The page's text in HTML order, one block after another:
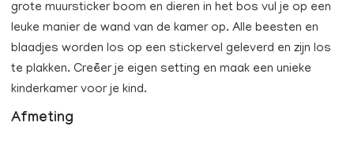
grote muursticker boom en dieren in het bos vul je op een
leuke manier de wand van de kamer op. Alle beesten en
blaadjes worden los op een stickervel geleverd en zijn los
te plakken. Creëer je eigen setting en maak een unieke
kinderkamer voor je kind.
Afmeting